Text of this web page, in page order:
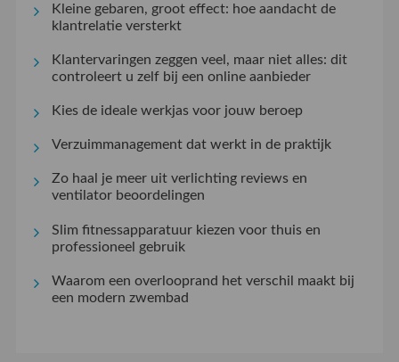
Kleine gebaren, groot effect: hoe aandacht de
klantrelatie versterkt
Klantervaringen zeggen veel, maar niet alles: dit
controleert u zelf bij een online aanbieder
Kies de ideale werkjas voor jouw beroep
Verzuimmanagement dat werkt in de praktijk
Zo haal je meer uit verlichting reviews en
ventilator beoordelingen
Slim fitnessapparatuur kiezen voor thuis en
professioneel gebruik
Waarom een overlooprand het verschil maakt bij
een modern zwembad